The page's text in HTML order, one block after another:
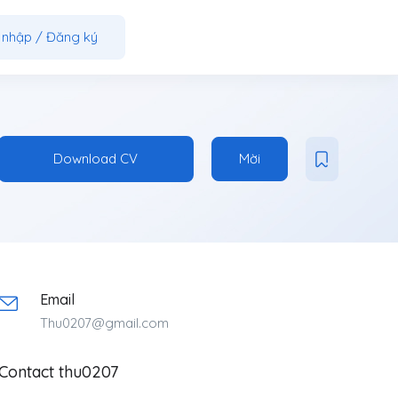
/ Đăng ký
Download CV Mời
Email
Thu0207@gmail.com
thu0207